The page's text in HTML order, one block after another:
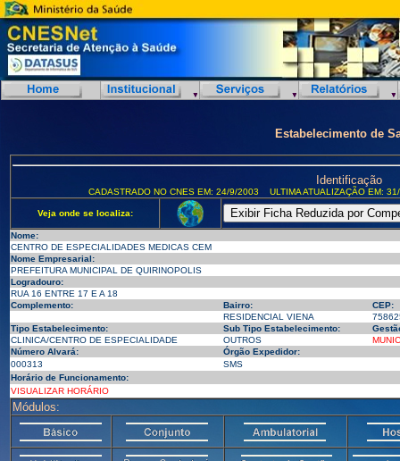
Estabelecimento de
Identificação
CADASTRADO NO CNES EM: 24/9/2003 ULTIMA ATUALIZAÇÃO EM:
Veja onde se localiza:
Nome:
CENTRO DE ESPECIALIDADES MEDICAS CEM
Nome Empresarial:
PREFEITURA MUNICIPAL DE QUIRINOPOLIS
Logradouro:
RUA 16 ENTRE 17 E A 18
Complemento:
Bairro:
CEP:
RESIDENCIAL VIENA
Tipo Estabelecimento:
Sub Tipo Estabelecimento:
CLINICA/CENTRO DE ESPECIALIDADE
OUTROS
Número Alvará:
Órgão Expedidor:
000313
SMS
Horário de Funcionamento:
VISUALIZAR HORÁRIO
Módulos: